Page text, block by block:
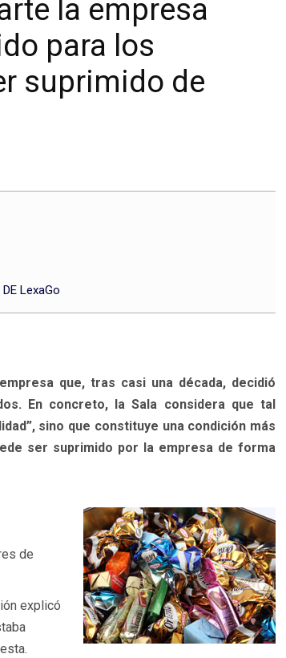
la empresa
para los
suprimido de
LexaGo
que, tras casi una década, decidió
En concreto, la Sala considera que tal
sino que constituye una condición más
ser suprimido por la empresa de forma
de
explicó